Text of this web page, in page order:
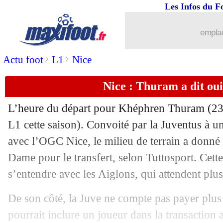
Actu foot> L1 > Nice
Les Infos du
Nice : Thuram a dit
L’heure du départ pour Khéphren Thuram
L1 cette saison). Convoité par la Juventus à
avec l’OGC Nice, le milieu de terrain a
Dame pour le transfert, selon Tuttosport.
s’entendre avec les Aiglons, qui attendent
De son côté, la Juve ne compte pas payer
pourrait inclure un joueur dans la transaction
Leipzig : Manchester City fonce sur
26/06 PSG: Kvaratskhelia, De Laurentiis
26/06 Bologne: Calafiori, la Juve est
26/06 EdF: Deschamps impressionné par
26/06 : Ndiaye passe sa visite
26/06 EdF : l'inquiétude de Di Meco
PSG : Xavi Simons ne sera pas vendu